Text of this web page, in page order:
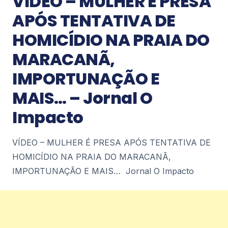
Maior edição do Petrópolis Diecast
reúne expositores de carros em
miniatura de três estados em Itaipava –
portalgiro.com
Maior edição do Petrópolis Diecast reúne
expositores de carros em miniatura de três
4
Notícias
Pescadores de Angra poderão
regularizar embarcações entre 12 e 14
Pescadores de Angra poderão regularizar
APÓS TENTATIVA DE
HOMICÍDIO NA PRAIA DO
MARACANÃ,
IMPORTUNAÇÃO E
MAIS… – Jornal O
Impacto
VÍDEO – MULHER É PRESA APÓS TENTATIVA DE
HOMICÍDIO NA PRAIA DO MARACANÃ,
IMPORTUNAÇÃO E MAIS… Jornal O Impacto